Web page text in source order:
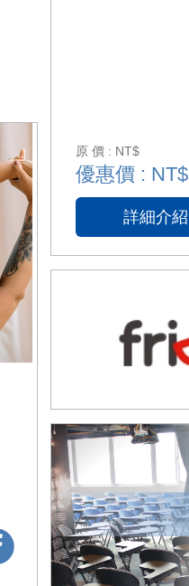
原 價 : NT$
優惠價 : NT$
詳細介紹